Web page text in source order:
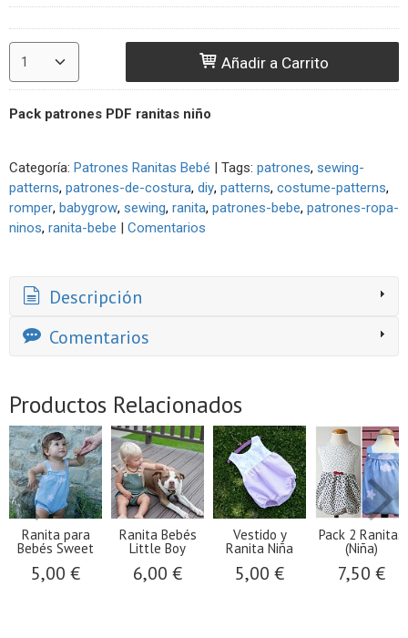
Añadir a Carrito
Pack patrones PDF ranitas niño
Categoría: Patrones Ranitas Bebé | Tags: patrones sewing-
patterns patrones-de-costura diy patterns costume-patterns
romper babygrow sewing ranita patrones-bebe patrones-ropa-
ninos ranita-bebe | Comentarios
Descripción
Comentarios
Productos Relacionados
Ranita para
Bebés Sweet
5,00 €
Ranita Bebés
Little Boy
6,00 €
Vestido y
Ranita Niña
5,00 €
Pack 2 Ranitas
(Niña)
7,50 €